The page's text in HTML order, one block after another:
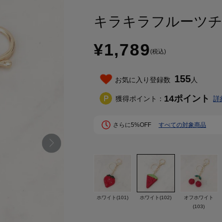
キラキラフルーツ
¥1,789(税込)
お気に入り登録数 155人
獲得ポイント： 14ポイント 詳
さらに5%OFF すべての対象商品
ホワイト(101) ホワイト(102)
オフホワイト
(103)